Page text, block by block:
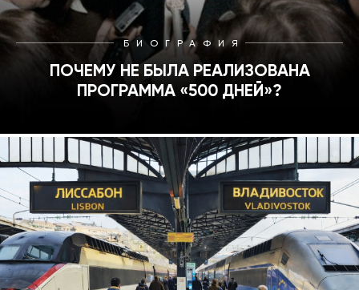
БИОГРАФИЯ
ПОЧЕМУ НЕ БЫЛА РЕАЛИЗОВАНА
ПРОГРАММА «500 ДНЕЙ»?